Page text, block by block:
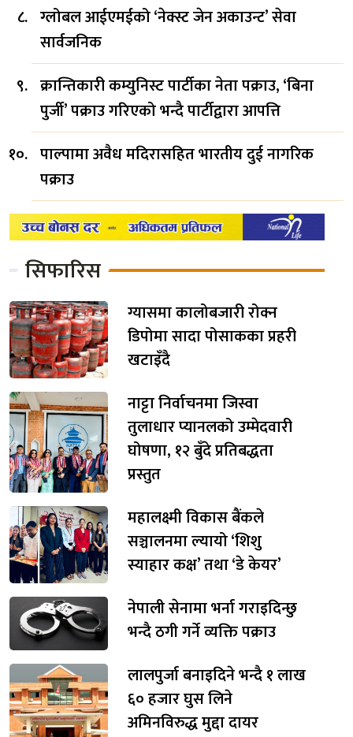
ग्लोबल आईएमईको ‘नेक्स्ट जेन अकाउन्ट’ सेवा
सार्वजनिक
क्रान्तिकारी कम्युनिस्ट पार्टीका नेता पक्राउ, ‘बिना
पुर्जी’ पक्राउ गरिएको भन्दै पार्टीद्वारा आपत्ति
पाल्पामा अवैध मदिरासहित भारतीय दुई नागरिक
पक्राउ
सिफारिस
ग्यासमा कालोबजारी रोक्न
डिपोमा सादा पोसाकका प्रहरी
खटाइँदै
नाट्टा निर्वाचनमा जिस्वा
तुलाधार प्यानलको उम्मेदवारी
घोषणा, १२ बुँदे प्रतिबद्धता
प्रस्तुत
महालक्ष्मी विकास बैंकले
सञ्चालनमा ल्यायो ‘शिशु
स्याहार कक्ष’ तथा ‘डे केयर’
नेपाली सेनामा भर्ना गराइदिन्छु
भन्दै ठगी गर्ने व्यक्ति पक्राउ
लालपुर्जा बनाइदिने भन्दै १ लाख
६० हजार घुस लिने
अमिनविरुद्ध मुद्दा दायर